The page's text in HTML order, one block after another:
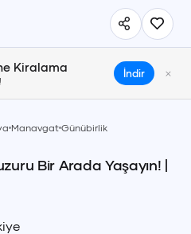
Kiralama İndir ×
Manavgat Günübirlik
Bir Arada Yaşayın! |